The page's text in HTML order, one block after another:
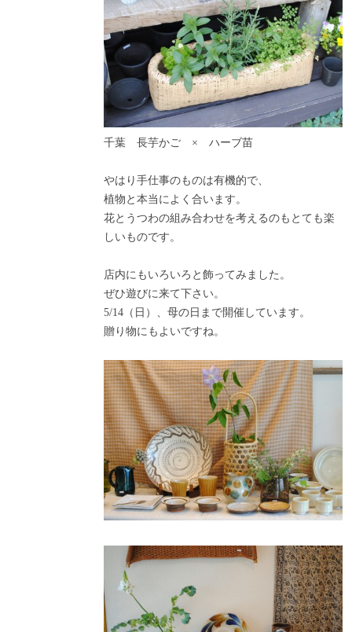
千葉 長芋かご × ハーブ苗
やはり手仕事のものは有機的で、
植物と本当によく合います。
花とうつわの組み合わせを考えるのもとても楽
しいものです。
店内にもいろいろと飾ってみました。
ぜひ遊びに来て下さい。
5/14（日）、母の日まで開催しています。
贈り物にもよいですね。